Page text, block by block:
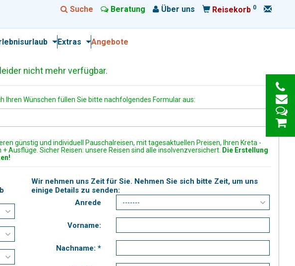
Suche Beratung Über uns Reisekorb 0
Extras Angebote
nicht mehr verfügbar.
Ihren Wünschen füllen Sie bitte nachfolgendes Formular aus:
günstig und individuell Pauschalreisen, mit tagesaktuellen Preisen, Ihren Kreta -
Ausflüge. Sicher Reisen: unsere Reisen sind alle insolvenzversichert. Die Erstellung
Wir nehmen uns Zeit für Sie. Nehmen Sie sich bitte Zeit, um uns
einige Details zu senden:
Anrede
Vorname:
Nachname: *